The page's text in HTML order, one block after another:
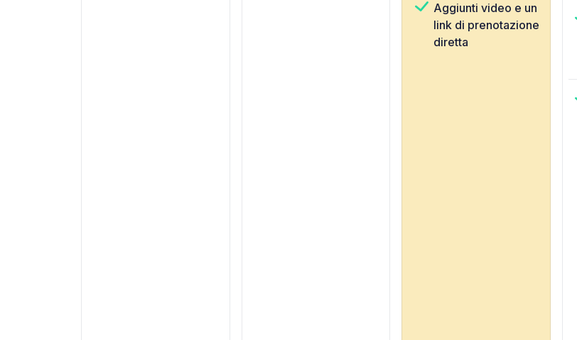
Aggiunti video e un
link di prenotazione
diretta